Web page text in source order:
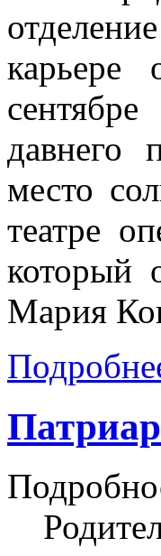
карьере
давнего
место
театре
который
Мария